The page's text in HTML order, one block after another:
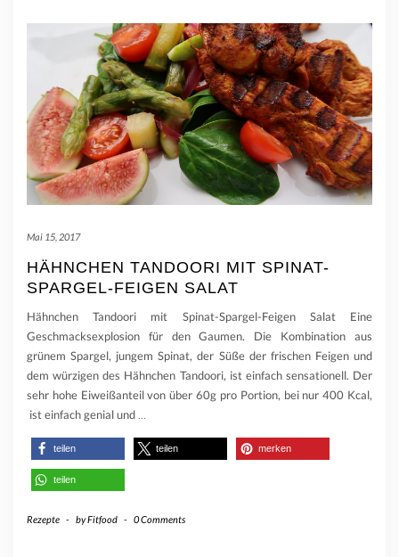
Mai 15, 2017
HÄHNCHEN TANDOORI MIT SPINAT-
SPARGEL-FEIGEN SALAT
Hähnchen Tandoori mit Spinat-Spargel-Feigen Salat Eine
Geschmacksexplosion für den Gaumen. Die Kombination aus
grünem Spargel, jungem Spinat, der Süße der frischen Feigen und
dem würzigen des Hähnchen Tandoori, ist einfach sensationell. Der
sehr hohe Eiweißanteil von über 60g pro Portion, bei nur 400 Kcal,
ist einfach genial und
teilen teilen merken
teilen
Rezepte - byFitfood - 0 Comments